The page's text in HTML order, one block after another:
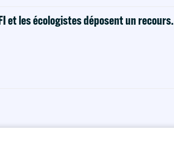
et les écologistes déposent un recours.